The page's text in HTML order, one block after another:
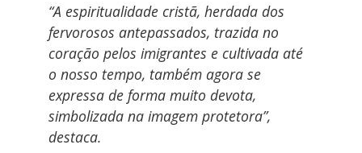
“A espiritualidade cristã, herdada dos
fervorosos antepassados, trazida no
coração pelos imigrantes e cultivada até
o nosso tempo, também agora se
expressa de forma muito devota,
simbolizada na imagem protetora”,
destaca.